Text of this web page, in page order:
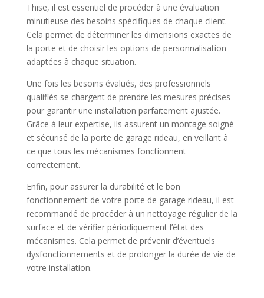
Thise, il est essentiel de procéder à une évaluation
minutieuse des besoins spécifiques de chaque client.
Cela permet de déterminer les dimensions exactes de
la porte et de choisir les options de personnalisation
adaptées à chaque situation.
Une fois les besoins évalués, des professionnels
qualifiés se chargent de prendre les mesures précises
pour garantir une installation parfaitement ajustée.
Grâce à leur expertise, ils assurent un montage soigné
et sécurisé de la porte de garage rideau, en veillant à
ce que tous les mécanismes fonctionnent
correctement.
Enfin, pour assurer la durabilité et le bon
fonctionnement de votre porte de garage rideau, il est
recommandé de procéder à un nettoyage régulier de la
surface et de vérifier périodiquement l’état des
mécanismes. Cela permet de prévenir d’éventuels
dysfonctionnements et de prolonger la durée de vie de
votre installation.